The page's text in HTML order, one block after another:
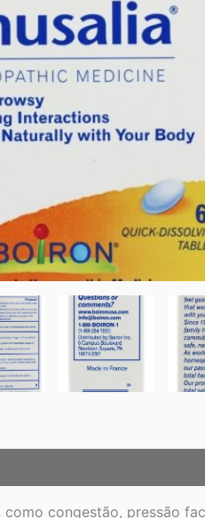
como congestão, pressão